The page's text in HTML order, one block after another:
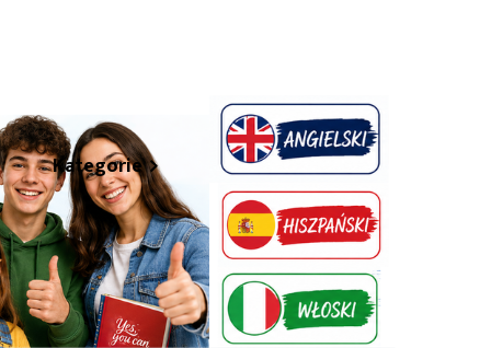
Kategorie
Z życia miasta
Sport
Kultura